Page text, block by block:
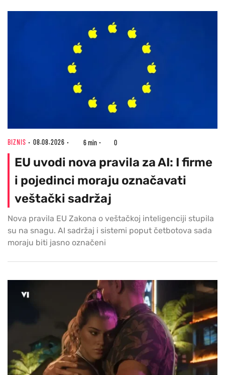
BIZNIS 08.08.2026 6 min 0
EU uvodi nova pravila za AI: I firme
i pojedinci moraju označavati
veštački sadržaj
Nova pravila EU Zakona o veštačkoj inteligenciji stupila
su na snagu. AI sadržaj i sistemi poput četbotova sada
moraju biti jasno označeni